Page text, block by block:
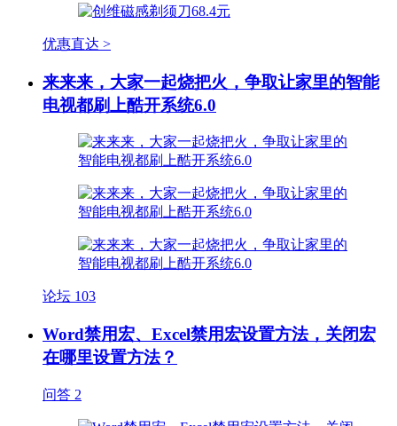
优惠直达 >
来来来，大家一起烧把火，争取让家里的智能
电视都刷上酷开系统6.0
论坛 103
Word禁用宏、Excel禁用宏设置方法，关闭宏
在哪里设置方法？
问答 2